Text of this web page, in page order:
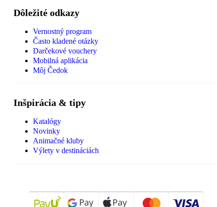
Dôležité odkazy
Vernostný program
Často kladené otázky
Darčekové vouchery
Mobilná aplikácia
Môj Čedok
Inšpirácia & tipy
Katalógy
Novinky
Animačné kluby
Výlety v destináciách